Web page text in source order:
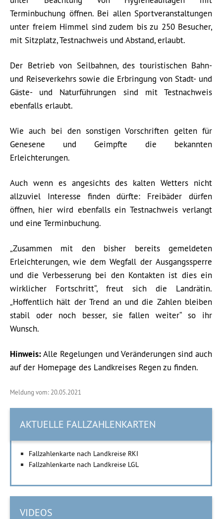
Terminbuchung öffnen. Bei allen Sportveranstaltungen
unter freiem Himmel sind zudem bis zu 250 Besucher,
mit Sitzplatz, Testnachweis und Abstand, erlaubt.
Der Betrieb von Seilbahnen, des touristischen Bahn-
und Reiseverkehrs sowie die Erbringung von Stadt- und
Gäste- und Naturführungen sind mit Testnachweis
ebenfalls erlaubt.
Wie auch bei den sonstigen Vorschriften gelten für
Genesene und Geimpfte die bekannten
Erleichterungen.
Auch wenn es angesichts des kalten Wetters nicht
allzuviel Interesse finden dürfte: Freibäder dürfen
öffnen, hier wird ebenfalls ein Testnachweis verlangt
und eine Terminbuchung.
„Zusammen mit den bisher bereits gemeldeten
Erleichterungen, wie dem Wegfall der Ausgangssperre
und die Verbesserung bei den Kontakten ist dies ein
wirklicher Fortschritt“, freut sich die Landrätin.
„Hoffentlich hält der Trend an und die Zahlen bleiben
stabil oder noch besser, sie fallen weiter“ so ihr
Wunsch.
Hinweis:Alle Regelungen und Veränderungen sind auch
auf der Homepage des Landkreises Regen zu finden.
Meldung vom: 20.05.2021
AKTUELLE FALLZAHLENKARTEN
Fallzahlenkarte nach Landkreise RKI
Fallzahlenkarte nach Landkreise LGL
VIDEOS